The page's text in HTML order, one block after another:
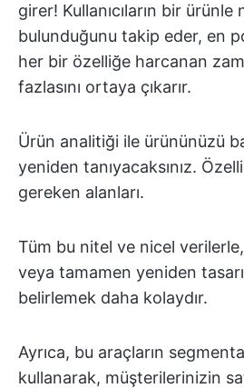
girer! Kullanıcıların bir ürünle
bulunduğunu takip eder, en
her bir özelliğe harcanan
fazlasını ortaya çıkarır.
Ürün analitiği ile ürününüzü
yeniden tanıyacaksınız.
gereken alanları.
Tüm bu nitel ve nicel
veya tamamen yeniden
belirlemek daha kolaydır.
Ayrıca, bu araçların
kullanarak, müşterilerinizin